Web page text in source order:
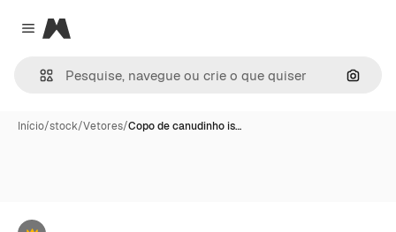
Close menu
Magnific
Início/stock/Vetores/Copo de canudinho is…